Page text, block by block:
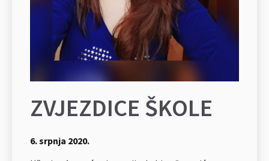
ZVJEZDICE ŠKOLE
6. srpnja 2020.